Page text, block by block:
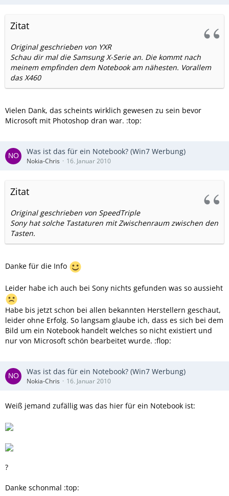
Zitat
Original geschrieben von YXR
Schau dir mal die Samsung X-Serie an. Die kommt nach
meinem empfinden dem Notebook am nähesten. Vorallem
das X460
Vielen Dank, das scheints wirklich gewesen zu sein bevor
Microsoft mit Photoshop dran war. :top:
Was ist das für ein Notebook? (Win7 Werbung)
Nokia-Chris 16. Januar 2010
Zitat
Original geschrieben von SpeedTriple
Sony hat solche Tastaturen mit Zwischenraum zwischen den
Tasten.
Danke für die Info
Leider habe ich auch bei Sony nichts gefunden was so aussieht
Habe bis jetzt schon bei allen bekannten Herstellern geschaut,
leider ohne Erfolg. So langsam glaube ich, dass es sich bei dem
Bild um ein Notebook handelt welches so nicht existiert und
nur von Microsoft schön bearbeitet wurde. :flop:
Was ist das für ein Notebook? (Win7 Werbung)
Nokia-Chris 16. Januar 2010
Weiß jemand zufällig was das hier für ein Notebook ist:
?
Danke schonmal :top: